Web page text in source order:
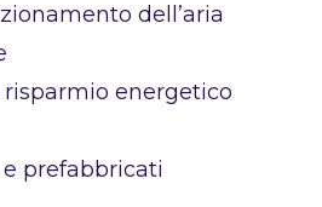
dell’aria
energetico
prefabbricati